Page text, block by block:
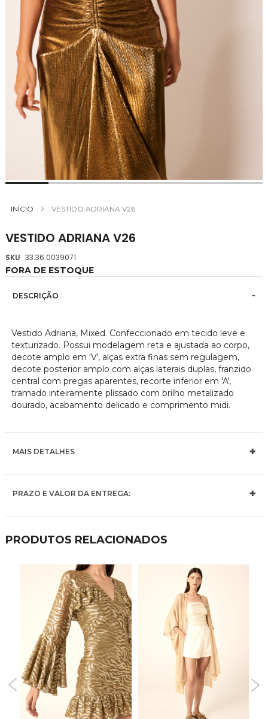
INÍCIO VESTIDO ADRIANA V26
VESTIDO ADRIANA V26
SKU 33.36.0039071
FORA DE ESTOQUE
DESCRIÇÃO
Vestido Adriana, Mixed. Confeccionado em tecido leve e
texturizado. Possui modelagem reta e ajustada ao corpo,
decote amplo em 'V', alças extra finas sem regulagem,
decote posterior amplo com alças laterais duplas, franzido
central com pregas aparentes, recorte inferior em 'A',
tramado inteiramente plissado com brilho metalizado
dourado, acabamento delicado e comprimento midi.
MAIS DETALHES
PRAZO E VALOR DA ENTREGA:
para
da
Galeria
de
imagens
PRODUTOS RELACIONADOS